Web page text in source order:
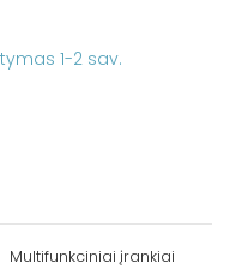
Multifunkciniai įrankiai